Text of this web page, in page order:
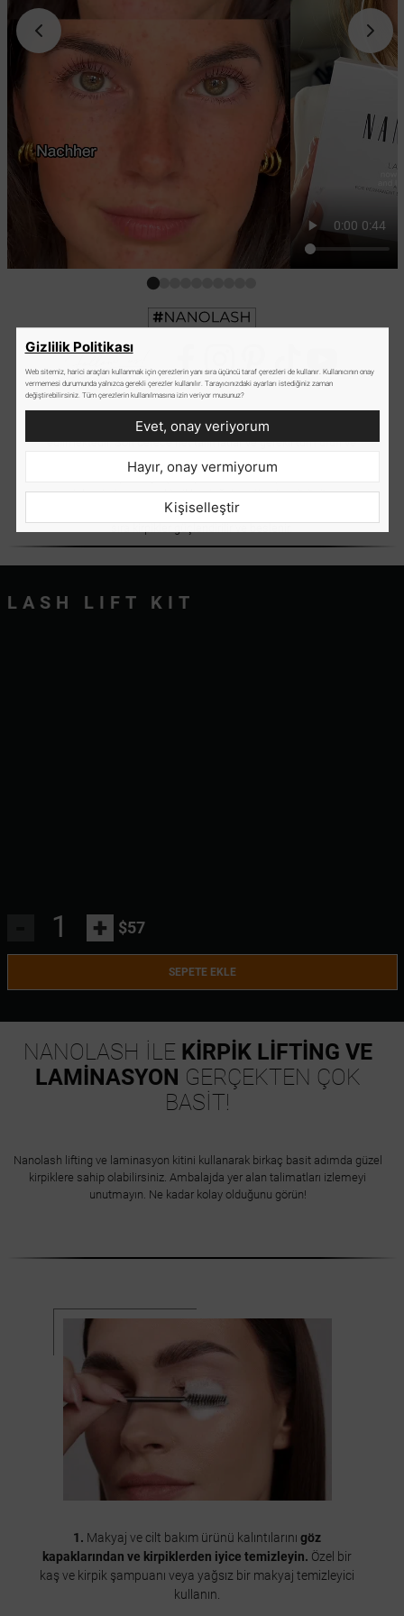
Kit, kolay kullanımının yanı sıra etkinliği ile de takdir
edilmektedir. Son derece net talimatlar ve gerekli tüm ürün ve
aksesuarlarla birlikte gelir. Sadece bir kez ödeyerek 10 kirpik
kaldırma işlemi gerçekleştirebilirsiniz. Kirpik kaldırma
işleminden sonra kirpikler doğal ve düzgün görünür.
Bakışlarınız bir anda değişecek. Kusursuz görünmenin yanı
sıra kirpikler güçlendirilir ve beslenir.
LASH LIFT KIT
+ $57
SEPETE EKLE
NANOLASH İLE KİRPİK LİFTİNG VE
LAMİNASYON GERÇEKTEN ÇOK
BASİT!
Nanolash lifting ve laminasyon kitini kullanarak birkaç basit adımda güzel
kirpiklere sahip olabilirsiniz. Ambalajda yer alan talimatları izlemeyi
unutmayın. Ne kadar kolay olduğunu görün!
1. Makyaj ve cilt bakım ürünü kalıntılarınıgöz
kapaklarından ve kirpiklerden iyice temizleyin. Özel bir
kaş ve kirpik şampuanı veya yağsız bir makyaj temizleyici
kullanın.
Gizlilik Politikası
Web sitemiz, harici araçları kullanmak için çerezlerin yanı sıra üçüncü taraf çerezleri de kullanır. Kullanıcının onay
vermemesi durumunda yalnızca gerekli çerezler kullanılır. Tarayıcınızdaki ayarları istediğiniz zaman
değiştirebilirsiniz. Tüm çerezlerin kullanılmasına izin veriyor musunuz?
Evet, onay veriyorum
Hayır, onay vermiyorum
Kişiselleştir